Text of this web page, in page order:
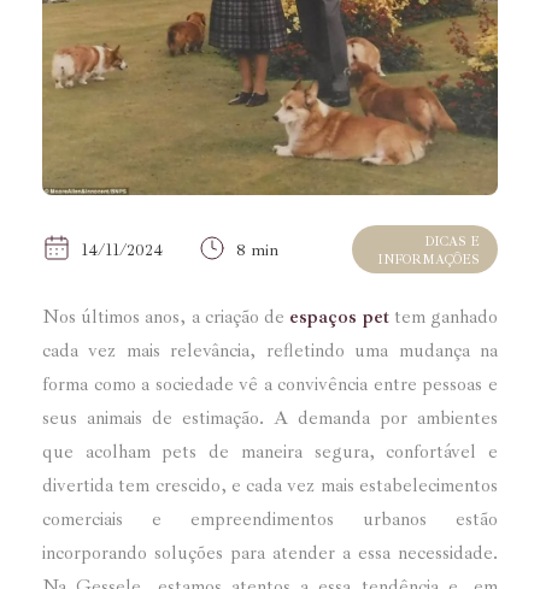
14/11/2024 8 min
DICAS E
INFORMAÇÕES
Nos últimos anos, a criação de espaços pettem ganhado
cada vez mais relevância, refletindo uma mudança na
forma como a sociedade vê a convivência entre pessoas e
seus animais de estimação. A demanda por ambientes
que acolham pets de maneira segura, confortável e
divertida tem crescido, e cada vez mais estabelecimentos
comerciais e empreendimentos urbanos estão
incorporando soluções para atender a essa necessidade.